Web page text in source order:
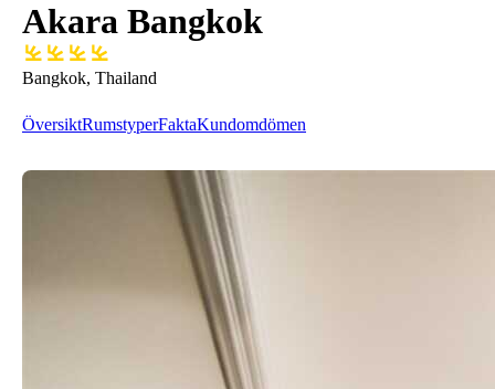
Akara Bangkok
Bangkok, Thailand
ÖversiktRumstyperFaktaKundomdömen